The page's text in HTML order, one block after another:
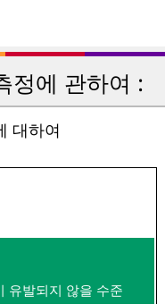
정에 관하여 :
대하여
유발되지 않을 수준